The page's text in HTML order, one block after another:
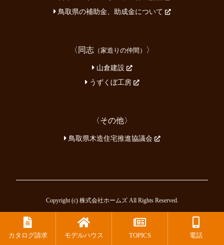
鳥取県の補助金、助成金について
〈同志 （家造りの仲間） 〉
山倉建設
うずくぼ工房
〈その他〉
鳥取県木造住宅推進協議会
Copyright (c) 株式会社ホームズ All Rights Reserved.
カタログ請求 モデルハウス TOPICS 電話